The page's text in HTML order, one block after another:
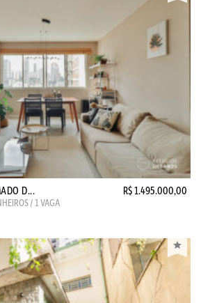
D... R$ 1.495.000,00
/ 1 VAGA